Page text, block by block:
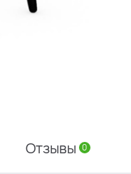
Отзывы 0